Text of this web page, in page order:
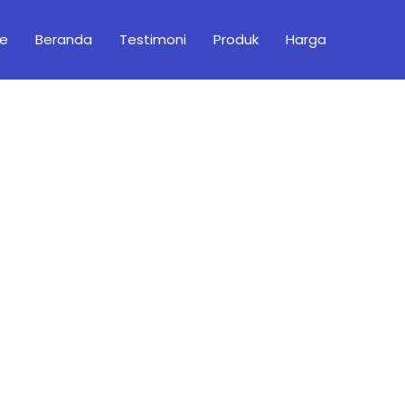
Beranda Testimoni Produk Harga